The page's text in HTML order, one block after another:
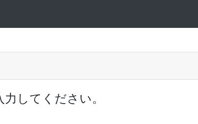
してください。